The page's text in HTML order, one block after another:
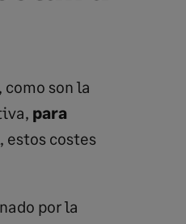
son la
para
estos costes
por la